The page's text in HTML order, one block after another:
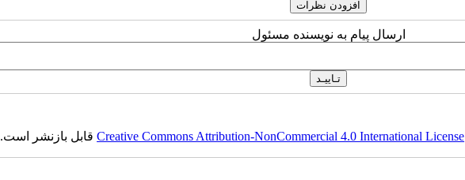
ارسال پیام به نویسنده مسئول
Creative Commons Attribution-NonCommercial 4.0 International Licenseقابل بازنشر است.